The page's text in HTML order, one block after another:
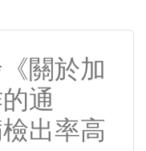
關於加
通
出率高